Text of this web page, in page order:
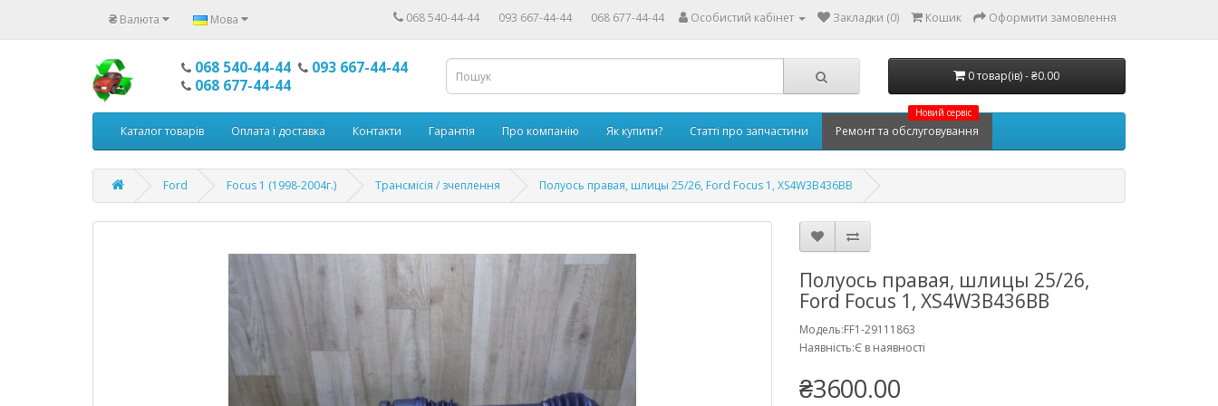
₴ Валюта Мова 068 540-44-44 093 667-44-44 068 677-44-44 Особистий кабінет Закладки (0) Кошик Оформити замовлення
068 540-44-44
093 667-44-44
068 677-44-44
0 товар(ів) - ₴0.00
Каталог товарів Оплата і доставка Контакти Гарантія Про компанію Як купити? Статті про запчастини
Новий сервіс
Ремонт та обслуговування
Ford Focus 1 (1998-2004г.) Трансмісія / зчеплення Полуось правая, шлицы 25/26, Ford Focus 1, XS4W3B436BB
Полуось правая, шлицы 25/26,
Ford Focus 1, XS4W3B436BB
Модель:FF1-29111863
Наявність:Є в наявності
₴3600.00